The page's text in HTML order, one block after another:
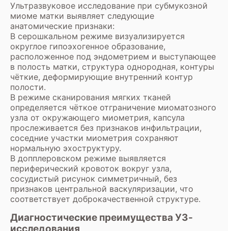
Ультразвуковое исследование при субмукозной
миоме матки выявляет следующие
анатомические признаки:
В серошкальном режиме визуализируется
округлое гипоэхогенное образование,
расположенное под эндометрием и выступающее
в полость матки, структура однородная, контуры
чёткие, деформирующие внутренний контур
полости.
В режиме сканирования мягких тканей
определяется чёткое отграничение миоматозного
узла от окружающего миометрия, капсула
прослеживается без признаков инфильтрации,
соседние участки миометрия сохраняют
нормальную эхоструктуру.
В допплеровском режиме выявляется
периферический кровоток вокруг узла,
сосудистый рисунок симметричный, без
признаков центральной васкуляризации, что
соответствует доброкачественной структуре.
Диагностические преимущества УЗ-